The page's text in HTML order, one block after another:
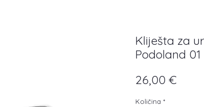
Kliješta za
Podoland 01
26,00 €
Količina *